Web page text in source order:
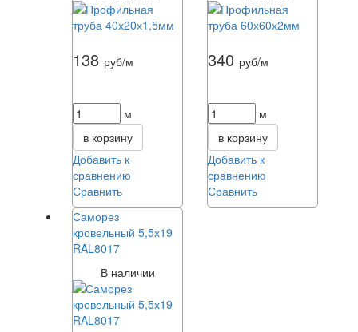
138 руб/м
м
в корзину
Добавить к
сравнению
Сравнить
340 руб/м
м
в корзину
Добавить к
сравнению
Сравнить
Саморез
кровельный 5,5х19
RAL8017
В наличии